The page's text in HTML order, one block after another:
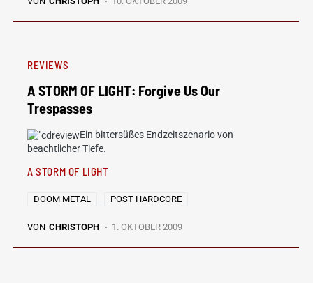
REVIEWS
A STORM OF LIGHT: Forgive Us Our
Trespasses
Ein bittersüßes Endzeitszenario von
beachtlicher Tiefe.
A STORM OF LIGHT
DOOM METAL POST HARDCORE
VON CHRISTOPH 1. OKTOBER 2009